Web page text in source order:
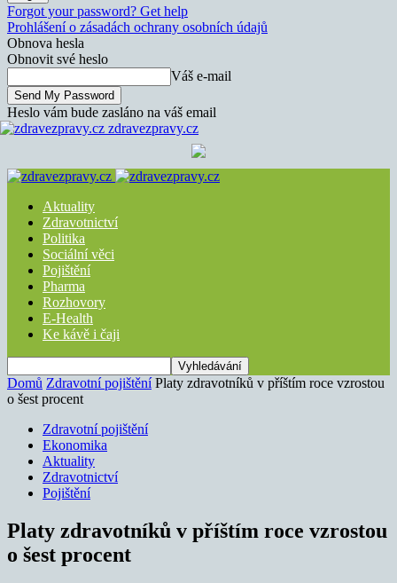
Forgot your password? Get help
Prohlášení o zásadách ochrany osobních údajů
Obnova hesla
Obnovit své heslo
Váš e-mail
Heslo vám bude zasláno na váš email
zdravezpravy.cz
Aktuality
Zdravotnictví
Politika
Sociální věci
Pojištění
Pharma
Rozhovory
E-Health
Ke kávě i čaji
Domů Zdravotní pojištění Platy zdravotníků v příštím roce vzrostou
o šest procent
Zdravotní pojištění
Ekonomika
Aktuality
Zdravotnictví
Pojištění
Platy zdravotníků v příštím roce vzrostou
o šest procent